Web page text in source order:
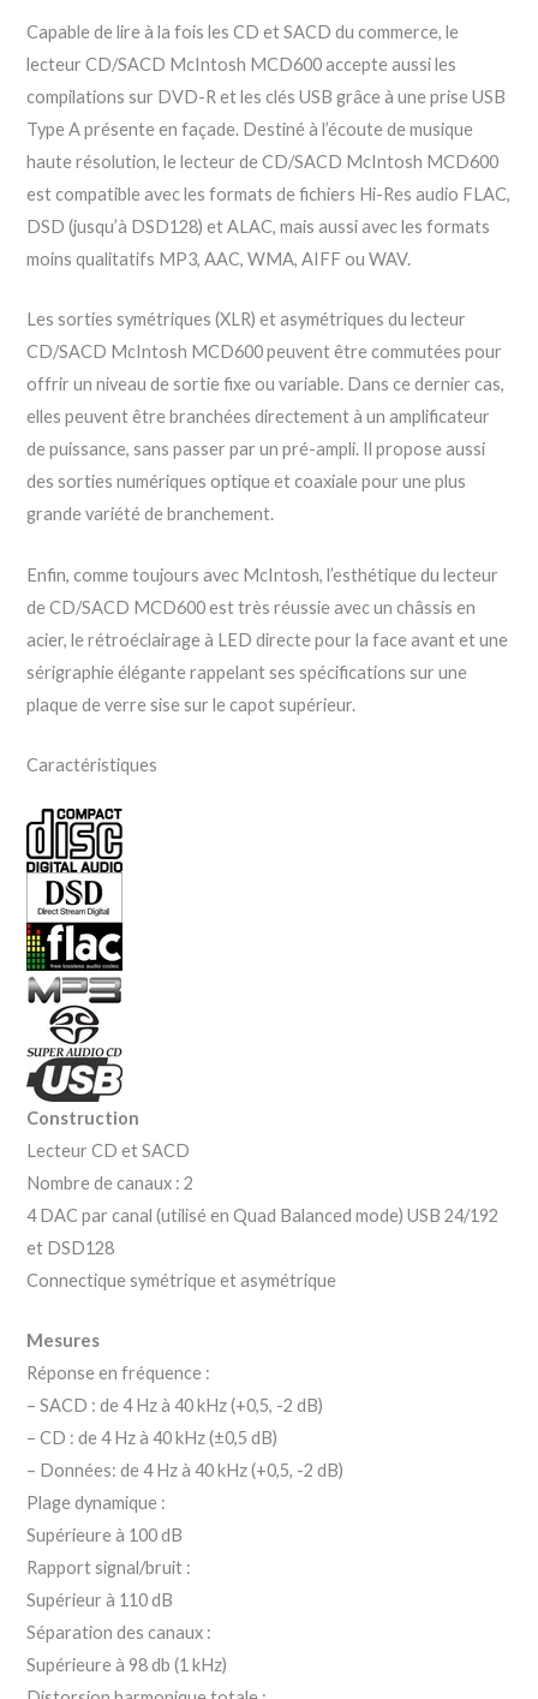
Capable de lire à la fois les CD et SACD du commerce, le
lecteur CD/SACD McIntosh MCD600 accepte aussi les
compilations sur DVD-R et les clés USB grâce à une prise USB
Type A présente en façade. Destiné à l’écoute de musique
haute résolution, le lecteur de CD/SACD McIntosh MCD600
est compatible avec les formats de fichiers Hi-Res audio FLAC,
DSD (jusqu’à DSD128) et ALAC, mais aussi avec les formats
moins qualitatifs MP3, AAC, WMA, AIFF ou WAV.
Les sorties symétriques (XLR) et asymétriques du lecteur
CD/SACD McIntosh MCD600 peuvent être commutées pour
offrir un niveau de sortie fixe ou variable. Dans ce dernier cas,
elles peuvent être branchées directement à un amplificateur
de puissance, sans passer par un pré-ampli. Il propose aussi
des sorties numériques optique et coaxiale pour une plus
grande variété de branchement.
Enfin, comme toujours avec McIntosh, l’esthétique du lecteur
de CD/SACD MCD600 est très réussie avec un châssis en
acier, le rétroéclairage à LED directe pour la face avant et une
sérigraphie élégante rappelant ses spécifications sur une
plaque de verre sise sur le capot supérieur.
Caractéristiques
Construction
Lecteur CD et SACD
Nombre de canaux : 2
4 DAC par canal (utilisé en Quad Balanced mode) USB 24/192
et DSD128
Connectique symétrique et asymétrique
Mesures
Réponse en fréquence :
– SACD : de 4 Hz à 40 kHz (+0,5, -2 dB)
– CD : de 4 Hz à 40 kHz (±0,5 dB)
– Données: de 4 Hz à 40 kHz (+0,5, -2 dB)
Plage dynamique :
Supérieure à 100 dB
Rapport signal/bruit :
Supérieur à 110 dB
Séparation des canaux :
Supérieure à 98 db (1 kHz)